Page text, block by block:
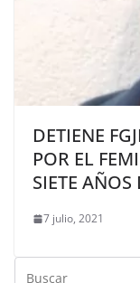
DETIENE
POR EL
SIETE AÑOS
7 julio, 2021